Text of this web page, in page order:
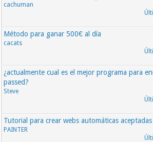
cachuman
Método para ganar 500€ al día
cacats
¿actualmente cual es el mejor programa para
passed?
Steve
Tutorial para crear webs automáticas
PAINTER